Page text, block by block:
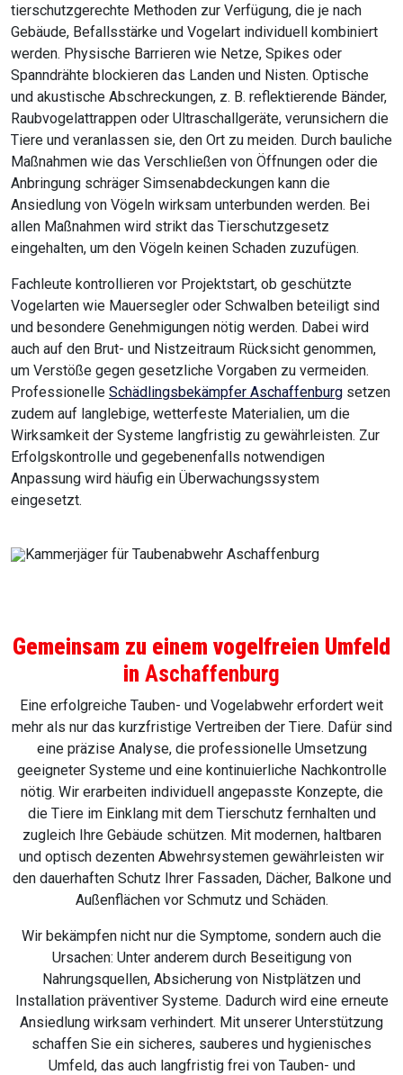
tierschutzgerechte Methoden zur Verfügung, die je nach
Gebäude, Befallsstärke und Vogelart individuell kombiniert
werden. Physische Barrieren wie Netze, Spikes oder
Spanndrähte blockieren das Landen und Nisten. Optische
und akustische Abschreckungen, z. B. reflektierende Bänder,
Raubvogelattrappen oder Ultraschallgeräte, verunsichern die
Tiere und veranlassen sie, den Ort zu meiden. Durch bauliche
Maßnahmen wie das Verschließen von Öffnungen oder die
Anbringung schräger Simsenabdeckungen kann die
Ansiedlung von Vögeln wirksam unterbunden werden. Bei
allen Maßnahmen wird strikt das Tierschutzgesetz
eingehalten, um den Vögeln keinen Schaden zuzufügen.
Fachleute kontrollieren vor Projektstart, ob geschützte
Vogelarten wie Mauersegler oder Schwalben beteiligt sind
und besondere Genehmigungen nötig werden. Dabei wird
auch auf den Brut- und Nistzeitraum Rücksicht genommen,
um Verstöße gegen gesetzliche Vorgaben zu vermeiden.
Professionelle Schädlingsbekämpfer Aschaffenburg setzen
zudem auf langlebige, wetterfeste Materialien, um die
Wirksamkeit der Systeme langfristig zu gewährleisten. Zur
Erfolgskontrolle und gegebenenfalls notwendigen
Anpassung wird häufig ein Überwachungssystem
eingesetzt.
Gemeinsam zu einem vogelfreien Umfeld
in Aschaffenburg
Eine erfolgreiche Tauben- und Vogelabwehr erfordert weit
mehr als nur das kurzfristige Vertreiben der Tiere. Dafür sind
eine präzise Analyse, die professionelle Umsetzung
geeigneter Systeme und eine kontinuierliche Nachkontrolle
nötig. Wir erarbeiten individuell angepasste Konzepte, die
die Tiere im Einklang mit dem Tierschutz fernhalten und
zugleich Ihre Gebäude schützen. Mit modernen, haltbaren
und optisch dezenten Abwehrsystemen gewährleisten wir
den dauerhaften Schutz Ihrer Fassaden, Dächer, Balkone und
Außenflächen vor Schmutz und Schäden.
Wir bekämpfen nicht nur die Symptome, sondern auch die
Ursachen: Unter anderem durch Beseitigung von
Nahrungsquellen, Absicherung von Nistplätzen und
Installation präventiver Systeme. Dadurch wird eine erneute
Ansiedlung wirksam verhindert. Mit unserer Unterstützung
schaffen Sie ein sicheres, sauberes und hygienisches
Umfeld, das auch langfristig frei von Tauben- und